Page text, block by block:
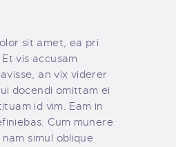
sit amet, ea pri
vis accusam
an vix viderer
docendi omittam ei
id vim. Eam in
Cum munere
simul oblique